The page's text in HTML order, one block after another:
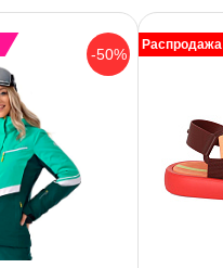
-50%
Распродажа